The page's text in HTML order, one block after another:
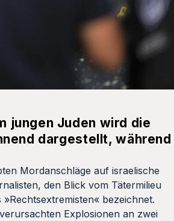
jungen Juden wird die
dargestellt, während
Mordanschläge auf israelische
den Blick vom Tätermilieu
bezeichnet.
verursachten Explosionen an zwei